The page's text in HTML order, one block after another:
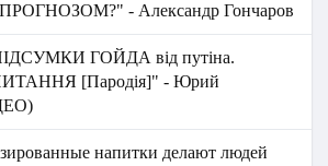
- Александр Гончаров
ГОЙДА від путіна.
[Пародія]" - Юрий
напитки делают людей